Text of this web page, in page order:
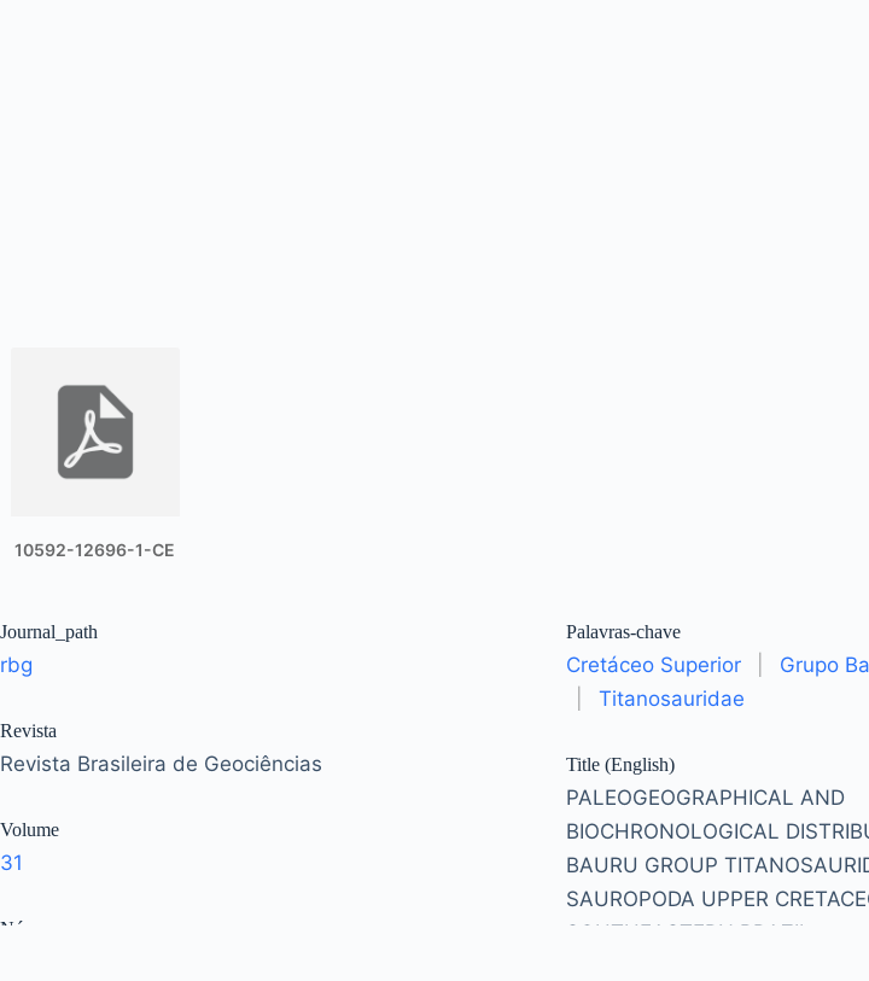
10592-12696-1-CE
Journal_path
rbg
Revista
Revista Brasileira de Geociências
Volume
31
Número
Palavras-chave
Cretáceo Superior Grupo
Titanosauridae
Title (English)
PALEOGEOGRAPHICAL AND
BIOCHRONOLOGICAL
BAURU GROUP
SAUROPODA UPPER
SOUTHEASTERN BRAZIL